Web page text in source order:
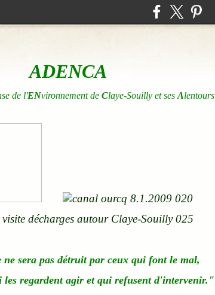
ADENCA
de l'ENvironnement de Claye-Souilly et ses Alentours
ne sera pas détruit par ceux qui font le mal,
les regardent agir et qui refusent d'intervenir."